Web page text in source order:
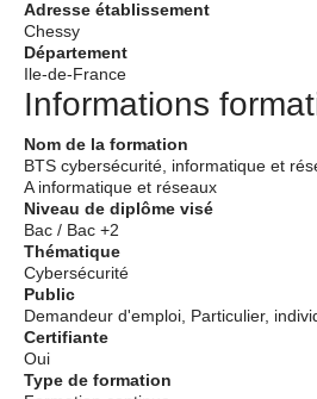
Adresse établissement
Chessy
Département
Ile-de-France
Informations
Nom de la formation
BTS cybersécurité, informatique et
A informatique et réseaux
Niveau de diplôme visé
Bac / Bac +2
Thématique
Cybersécurité
Public
Demandeur d'emploi, Particulier,
Certifiante
Oui
Type de formation